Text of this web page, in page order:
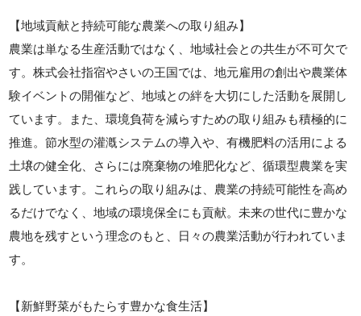
【地域貢献と持続可能な農業への取り組み】
農業は単なる生産活動ではなく、地域社会との共生が不可欠で
す。株式会社指宿やさいの王国では、地元雇用の創出や農業体
験イベントの開催など、地域との絆を大切にした活動を展開し
ています。また、環境負荷を減らすための取り組みも積極的に
推進。節水型の灌漑システムの導入や、有機肥料の活用による
土壌の健全化、さらには廃棄物の堆肥化など、循環型農業を実
践しています。これらの取り組みは、農業の持続可能性を高め
るだけでなく、地域の環境保全にも貢献。未来の世代に豊かな
農地を残すという理念のもと、日々の農業活動が行われていま
す。
【新鮮野菜がもたらす豊かな食生活】